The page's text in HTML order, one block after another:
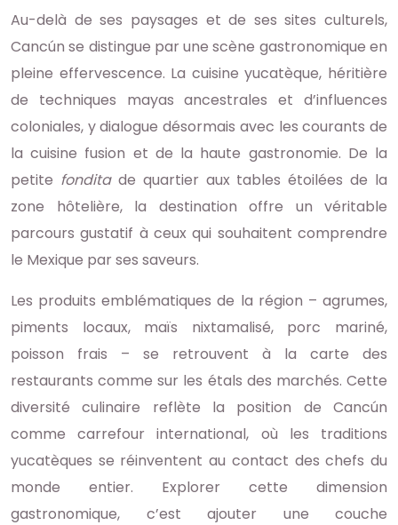
Au-delà de ses paysages et de ses sites culturels,
Cancún se distingue par une scène gastronomique en
pleine effervescence. La cuisine yucatèque, héritière
de techniques mayas ancestrales et d’influences
coloniales, y dialogue désormais avec les courants de
la cuisine fusion et de la haute gastronomie. De la
petite fonditade quartier aux tables étoilées de la
zone hôtelière, la destination offre un véritable
parcours gustatif à ceux qui souhaitent comprendre
le Mexique par ses saveurs.
Les produits emblématiques de la région – agrumes,
piments locaux, maïs nixtamalisé, porc mariné,
poisson frais – se retrouvent à la carte des
restaurants comme sur les étals des marchés. Cette
diversité culinaire reflète la position de Cancún
comme carrefour international, où les traditions
yucatèques se réinventent au contact des chefs du
monde entier. Explorer cette dimension
gastronomique, c’est ajouter une couche